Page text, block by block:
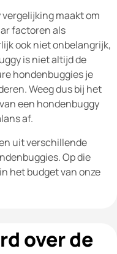
maakt om
factoren als
ook niet onbelangrijk,
is niet altijd de
hondenbuggies je
Weeg dus bij het
een hondenbuggy
af.
uit verschillende
Op die
het budget van onze
over de